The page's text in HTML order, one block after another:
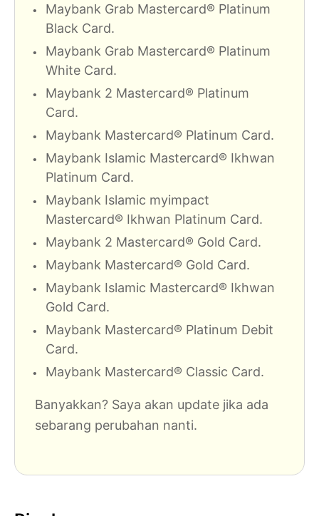
Maybank Grab Mastercard® Platinum
Black Card.
Maybank Grab Mastercard® Platinum
White Card.
Maybank 2 Mastercard® Platinum
Card.
Maybank Mastercard® Platinum Card.
Maybank Islamic Mastercard® Ikhwan
Platinum Card.
Maybank Islamic myimpact
Mastercard® Ikhwan Platinum Card.
Maybank 2 Mastercard® Gold Card.
Maybank Mastercard® Gold Card.
Maybank Islamic Mastercard® Ikhwan
Gold Card.
Maybank Mastercard® Platinum Debit
Card.
Maybank Mastercard® Classic Card.
Banyakkan? Saya akan update jika ada
sebarang perubahan nanti.